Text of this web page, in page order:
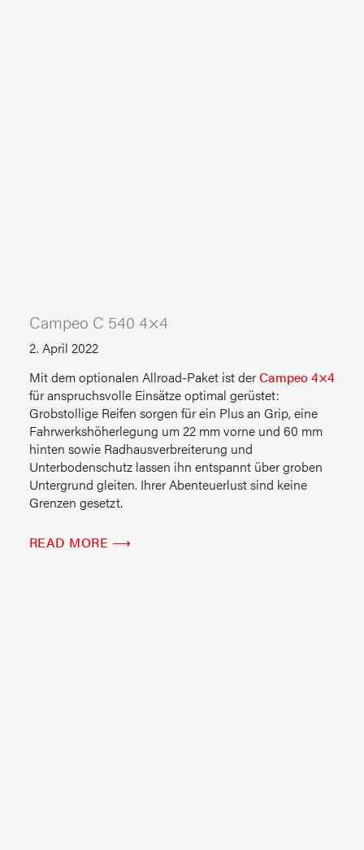
Campeo C 540 4×4
2. April 2022
Mit dem optionalen Allroad-Paket ist derCampeo 4×4
für anspruchsvolle Einsätze optimal gerüstet:
Grobstollige Reifen sorgen für ein Plus an Grip, eine
Fahrwerkshöherlegung um 22 mm vorne und 60 mm
hinten sowie Radhausverbreiterung und
Unterbodenschutz lassen ihn entspannt über groben
Untergrund gleiten. Ihrer Abenteuerlust sind keine
Grenzen gesetzt.
READ MORE ⟶